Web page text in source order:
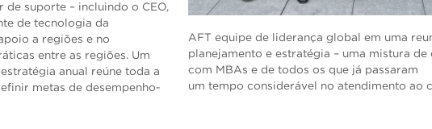
suporte – incluindo o CEO,
de tecnologia da
a regiões e no
entre as regiões. Um
anual reúne toda a
metas de desempenho-
AFT equipe de liderança global em uma
planejamento e estratégia – uma mistura de
com MBAs e de todos os que já passaram
um tempo considerável no atendimento ao